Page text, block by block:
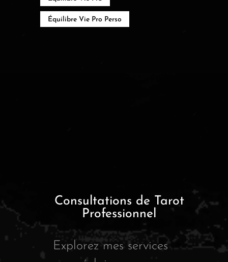
Équilibre Vie Pro Perso
Consultations de Tarot
Professionnel
Explorez mes services